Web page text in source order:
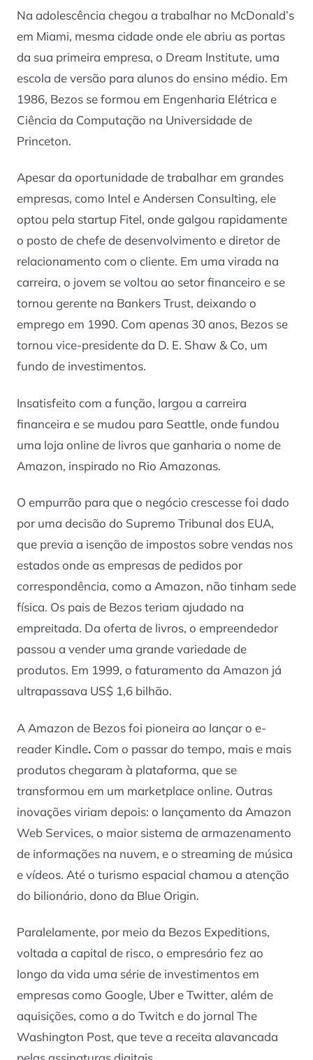
Na adolescência chegou a trabalhar no McDonald’s
em Miami, mesma cidade onde ele abriu as portas
da sua primeira empresa, o Dream Institute, uma
escola de versão para alunos do ensino médio. Em
1986, Bezos se formou em Engenharia Elétrica e
Ciência da Computação na Universidade de
Princeton.
Apesar da oportunidade de trabalhar em grandes
empresas, como Intel e Andersen Consulting, ele
optou pela startup Fitel, onde galgou rapidamente
o posto de chefe de desenvolvimento e diretor de
relacionamento com o cliente. Em uma virada na
carreira, o jovem se voltou ao setor financeiro e se
tornou gerente na Bankers Trust, deixando o
emprego em 1990. Com apenas 30 anos, Bezos se
tornou vice-presidente da D. E. Shaw & Co, um
fundo de investimentos.
Insatisfeito com a função, largou a carreira
financeira e se mudou para Seattle, onde fundou
uma loja online de livros que ganharia o nome de
Amazon, inspirado no Rio Amazonas.
O empurrão para que o negócio crescesse foi dado
por uma decisão do Supremo Tribunal dos EUA,
que previa a isenção de impostos sobre vendas nos
estados onde as empresas de pedidos por
correspondência, como a Amazon, não tinham sede
física. Os pais de Bezos teriam ajudado na
empreitada. Da oferta de livros, o empreendedor
passou a vender uma grande variedade de
produtos. Em 1999, o faturamento da Amazon já
ultrapassava US$ 1,6 bilhão.
A Amazon de Bezos foi pioneira ao lançar o e-
reader Kindle. Com o passar do tempo, mais e mais
produtos chegaram à plataforma, que se
transformou em um marketplace online. Outras
inovações viriam depois: o lançamento da Amazon
Web Services, o maior sistema de armazenamento
de informações na nuvem, e o streaming de música
e vídeos. Até o turismo espacial chamou a atenção
do bilionário, dono da Blue Origin.
Paralelamente, por meio da Bezos Expeditions,
voltada a capital de risco, o empresário fez ao
longo da vida uma série de investimentos em
empresas como Google, Uber e Twitter, além de
aquisições, como a do Twitch e do jornal The
Washington Post, que teve a receita alavancada